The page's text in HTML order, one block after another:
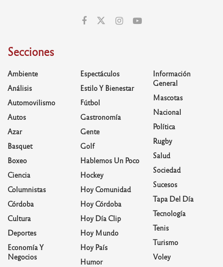
Secciones
Ambiente
Análisis
Automovilismo
Autos
Azar
Basquet
Boxeo
Ciencia
Columnistas
Córdoba
Cultura
Deportes
Economía Y
Negocios
Espectáculos
Estilo Y Bienestar
Fútbol
Gastronomía
Gente
Golf
Hablemos Un Poco
Hockey
Hoy Comunidad
Hoy Córdoba
Hoy Día Clip
Hoy Mundo
Hoy País
Humor
Información
General
Mascotas
Nacional
Política
Rugby
Salud
Sociedad
Sucesos
Tapa Del Día
Tecnología
Tenis
Turismo
Voley